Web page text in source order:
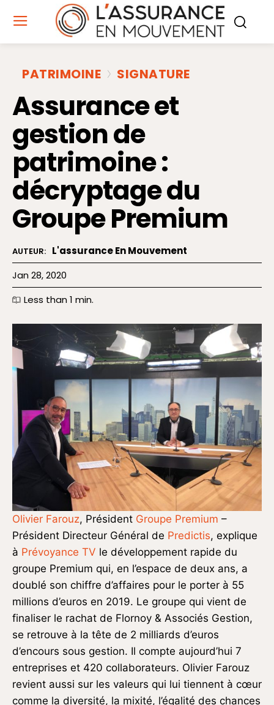
PATRIMOINE SIGNATURE
Assurance et
gestion de
patrimoine :
décryptage du
Groupe Premium
AUTEUR: L'assurance En Mouvement
Jan 28, 2020
Less than 1 min.
Olivier Farouz, Président Groupe Premium –
Président Directeur Général de Predictis, explique
à Prévoyance TV le développement rapide du
groupe Premium qui, en l’espace de deux ans, a
doublé son chiffre d’affaires pour le porter à 55
millions d’euros en 2019. Le groupe qui vient de
finaliser le rachat de Flornoy & Associés Gestion,
se retrouve à la tête de 2 milliards d’euros
d’encours sous gestion. Il compte aujourd’hui 7
entreprises et 420 collaborateurs. Olivier Farouz
revient aussi sur les valeurs qui lui tiennent à cœur
comme la diversité, la mixité, l’égalité des chances